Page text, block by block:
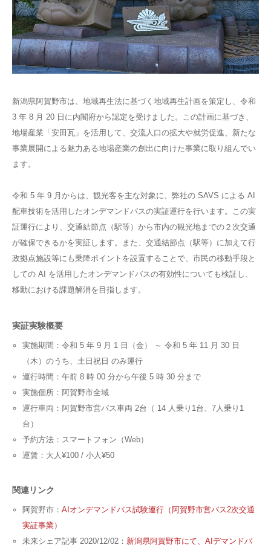
新潟県阿賀野市は、地域再生法に基づく地域再生計画を策定し、令和
3 年 8 月 20 日に内閣府から認定を受けました。この計画に基づき、
地場産業「安田瓦」を活用して、交流人口の拡大や就労促進、新たな
事業展開による魅力ある地場産業の創出に向けた事業に取り組んでい
ます。
令和 5 年 9 月からは、観光客を主な対象に、弊社の SAVS による AI
配車技術を活用したオンデマンドバスの実証運行を行います。この実
証運行により、交通結節点（駅等）から市内の観光地までの２次交通
が確保できるかを実証します。また、交通結節点（駅等）に加えて行
政拠点施設等にも乗降ポイントを設置することで、市民の移動手段と
しての AI を活用したオンデマンドバスの有効性についても検証し、
移動における課題解消を目指します。
実証実験概要
実施期間：令和 5 年 9 月 1 日（金） ～ 令和 5 年 11 月 30 日
（木）のうち、土日祝日 のみ運行
運行時間：午前 8 時 00 分から午後 5 時 30 分まで
実施個所：阿賀野市全域
運行車両：阿賀野市営バス車両 2台（ 14 人乗り1台、7人乗り1
台）
予約方法：スマートフォン（Web）
運賃：大人¥100 / 小人¥50
関連リンク
阿賀野市： AIオンデマンドバス試験運行（阿賀野市営バス2次交通
実証事業）
未来シェア記事 2020/12/02： 新潟県阿賀野市にて、AIデマンドバ